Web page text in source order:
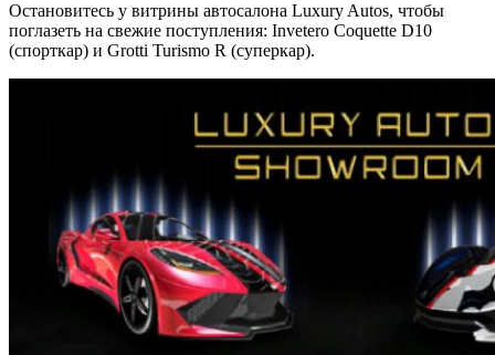
Остановитесь у витрины автосалона Luxury Autos, чтобы
поглазеть на свежие поступления: Invetero Coquette D10
(спорткар) и Grotti Turismo R (суперкар).